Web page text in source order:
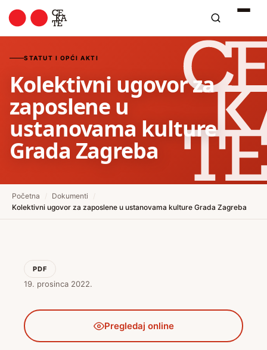
STATUT I OPĆI AKTI
Kolektivni ugovor za
zaposlene u
ustanovama kulture
Grada Zagreba
Početna Dokumenti
Kolektivni ugovor za zaposlene u ustanovama kulture Grada Zagreba
PDF
19. prosinca 2022.
Pregledaj online